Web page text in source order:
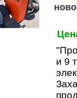
и 9